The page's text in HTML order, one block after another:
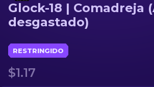
Fusiles de Francotirador
Guantes
Glock-18 | Comadreja
desgastado)
RESTRINGIDO
$1.17